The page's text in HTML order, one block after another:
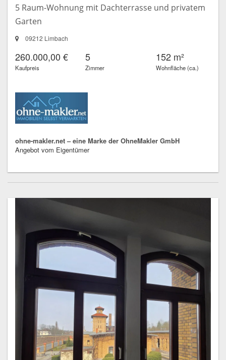
5 Raum-Wohnung mit Dachterrasse und privatem
Garten
09212 Limbach
260.000,00 €
Kaufpreis
5
Zimmer
152 m²
Wohnfläche (ca.)
ohne-makler.net – eine Marke der OhneMakler GmbH
Angebot vom Eigentümer